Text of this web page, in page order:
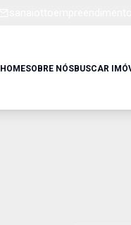
HOMESOBRE NÓSBUSCAR